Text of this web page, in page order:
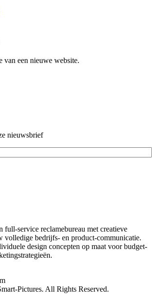
van een nieuwe website.
nieuwsbrief
full-service reclamebureau met creatieve
volledige bedrijfs- en product-communicatie.
design concepten op maat voor budget-
Pictures. All Rights Reserved.